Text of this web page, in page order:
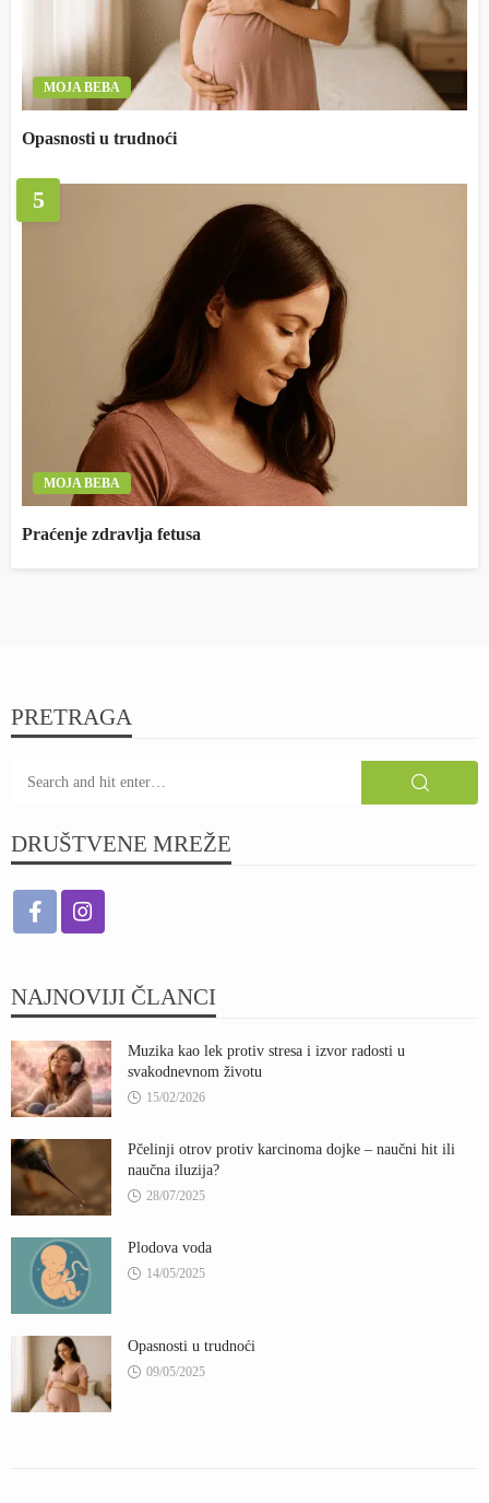
MOJA BEBA
Opasnosti u trudnoći
5
MOJA BEBA
Praćenje zdravlja fetusa
PRETRAGA
DRUŠTVENE MREŽE
NAJNOVIJI ČLANCI
Muzika kao lek protiv stresa i izvor radosti u
svakodnevnom životu
15/02/2026
Pčelinji otrov protiv karcinoma dojke – naučni hit ili
naučna iluzija?
28/07/2025
Plodova voda
14/05/2025
Opasnosti u trudnoći
09/05/2025